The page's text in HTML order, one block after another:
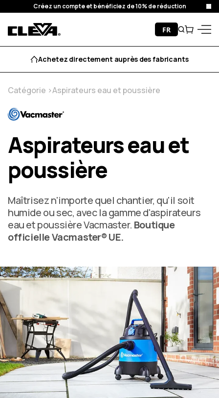
Passer au contenu
Créez un compte et bénéficiez de 10% de réduction
FR
Achetez directement auprès des fabricants
Catégorie Aspirateurs eau et poussière
Aspirateurs eau et
poussière
Maîtrisez n'importe quel chantier, qu'il soit
humide ou sec, avec la gamme d'aspirateurs
eau et poussière Vacmaster. Boutique
officielle Vacmaster® UE.